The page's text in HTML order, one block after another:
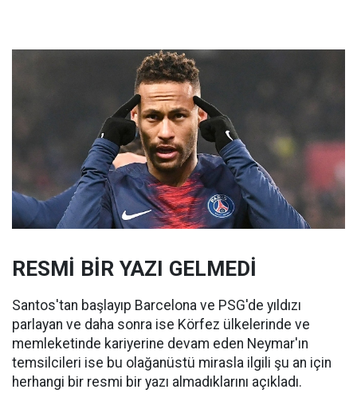
RESMİ BİR YAZI GELMEDİ
Santos'tan başlayıp Barcelona ve PSG'de yıldızı
parlayan ve daha sonra ise Körfez ülkelerinde ve
memleketinde kariyerine devam eden Neymar'ın
temsilcileri ise bu olağanüstü mirasla ilgili şu an için
herhangi bir resmi bir yazı almadıklarını açıkladı.